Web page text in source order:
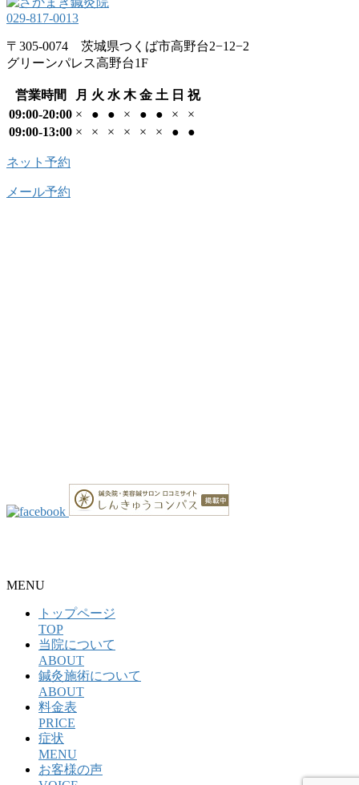
029-817-0013
〒305-0074 茨城県つくば市高野台2−12−2
グリーンパレス高野台1F
営業時間 月 火 水 木 金 土 日 祝
09:00-20:00 × ● ● × ● ● ×
×
09:00-13:00 × × × × × × ● ●
ネット予約
メール予約
MENU
トップページ
TOP
当院について
ABOUT
鍼灸施術について
ABOUT
料金表
PRICE
症状
MENU
お客様の声